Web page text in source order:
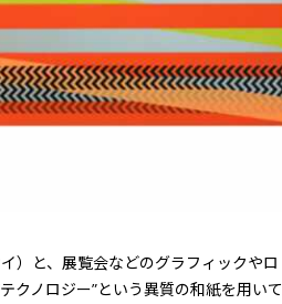
）と、展覧会などのグラフィックやロ
クノロジー”という異質の和紙を用いて